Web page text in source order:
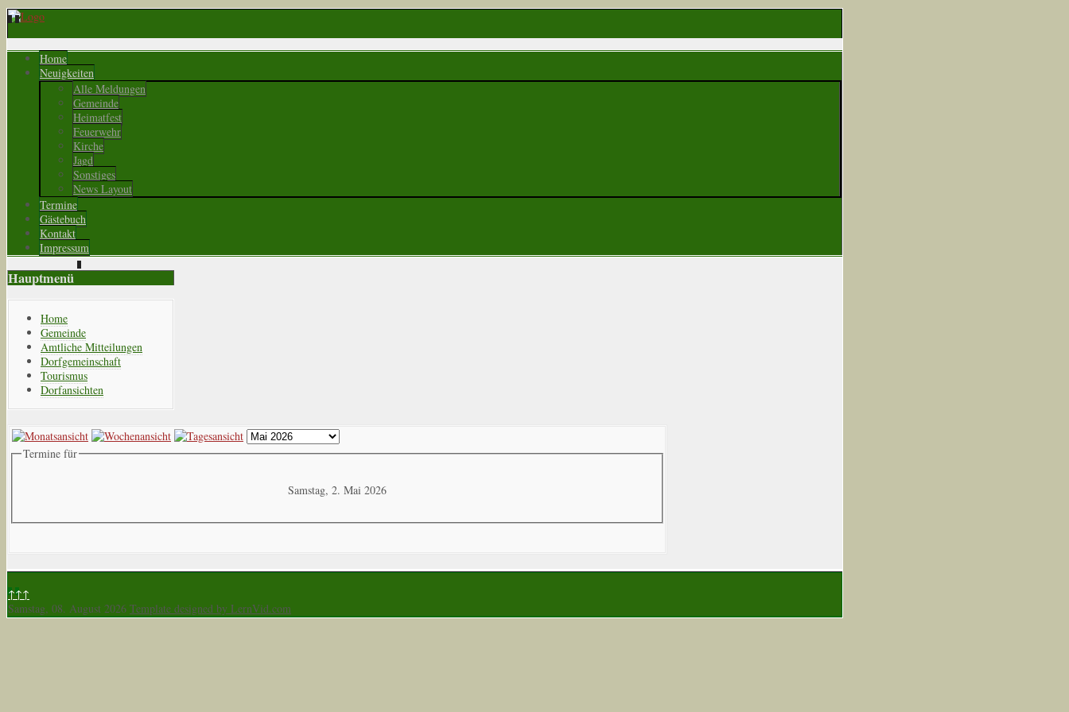
Home
Neuigkeiten
Alle Meldungen
Gemeinde
Heimatfest
Feuerwehr
Kirche
Jagd
Sonstiges
News Layout
Termine
Gästebuch
Kontakt
Impressum
Hauptmenü
Home
Gemeinde
Amtliche Mitteilungen
Dorfgemeinschaft
Tourismus
Dorfansichten
Termine für
Samstag, 2. Mai 2026
↑↑↑
Samstag, 08. August 2026 Template designed by LernVid.com